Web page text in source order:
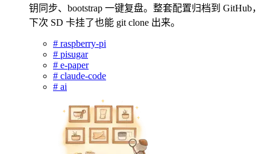
钥同步、bootstrap 一键复盘。整套配置归档到 GitHub，
下次 SD 卡挂了也能 git clone 出来。
# raspberry-pi
# pisugar
# e-paper
# claude-code
# ai